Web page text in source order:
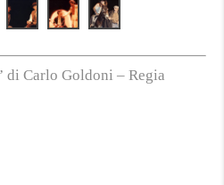
di Carlo Goldoni – Regia